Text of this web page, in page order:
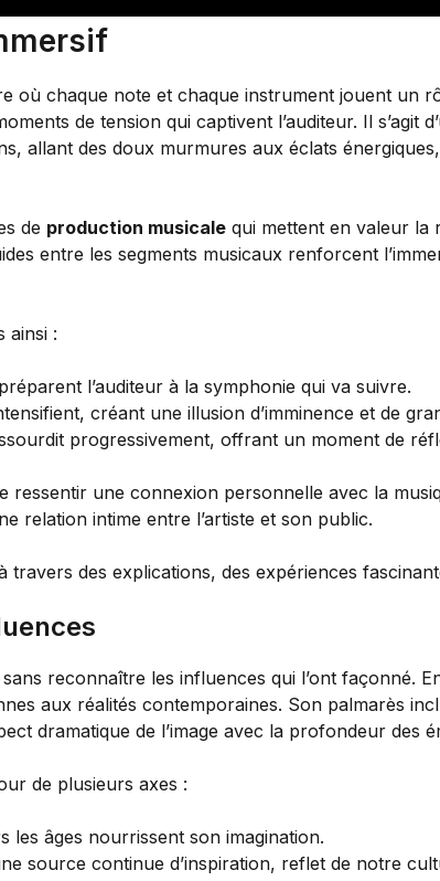
où chaque note et chaque instrument jouent un
de tension qui captivent l’auditeur. Il s’agit
allant des doux murmures aux éclats
de production musicale qui mettent en valeur la
entre les segments musicaux renforcent
ainsi :
l’auditeur à la symphonie qui va suivre.
créant une illusion d’imminence et de
progressivement, offrant un moment de
ressentir une connexion personnelle avec la
relation intime entre l’artiste et son public.
reconnaître les influences qui l’ont façonné.
aux réalités contemporaines. Son palmarès
dramatique de l’image avec la profondeur des
de plusieurs axes :
les âges nourrissent son imagination.
source continue d’inspiration, reflet de notre